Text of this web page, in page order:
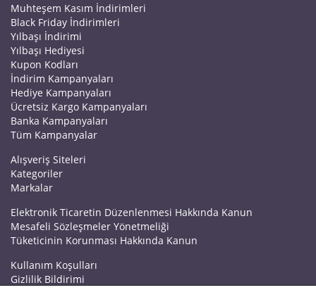
Muhteşem Kasım İndirimleri
Black Friday İndirimleri
Yılbaşı İndirimi
Yılbaşı Hediyesi
Kupon Kodları
İndirim Kampanyaları
Hediye Kampanyaları
Ücretsiz Kargo Kampanyaları
Banka Kampanyaları
Tüm Kampanyalar
Alışveriş Siteleri
Kategoriler
Markalar
Elektronik Ticaretin Düzenlenmesi Hakkında Kanun
Mesafeli Sözleşmeler Yönetmeliği
Tüketicinin Korunması Hakkında Kanun
Kullanım Koşulları
Gizlilik Bildirimi